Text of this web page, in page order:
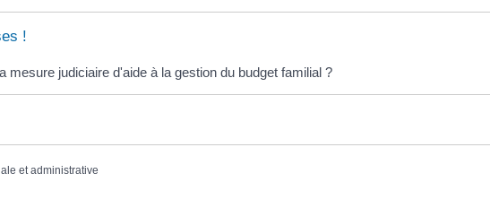
!
mesure judiciaire d'aide à la gestion du budget familial ?
et administrative